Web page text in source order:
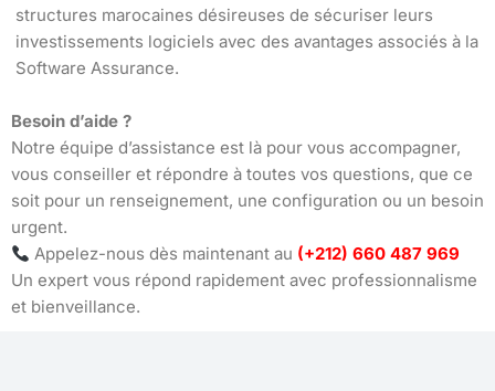
structures marocaines désireuses de sécuriser leurs
investissements logiciels avec des avantages associés à la
Software Assurance.
Besoin d’aide ?
Notre équipe d’assistance est là pour vous accompagner,
vous conseiller et répondre à toutes vos questions, que ce
soit pour un renseignement, une configuration ou un besoin
urgent.
Appelez-nous dès maintenant au (+212) 660 487 969
Un expert vous répond rapidement avec professionnalisme
et bienveillance.